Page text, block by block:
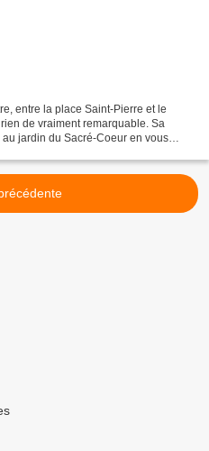
entre la place Saint-Pierre et le
de vraiment remarquable. Sa
jardin du Sacré-Coeur en vous